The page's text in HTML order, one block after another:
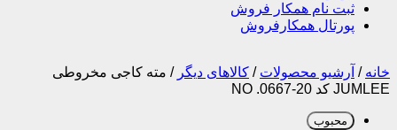
ثبت نام همکار فروش
پورتال همکارفروش
خانه / آرشیو محصولات / کالاهای دیگر / مته کاجی مخروطی
JUMLEE کد NO .0667-20
محبوب